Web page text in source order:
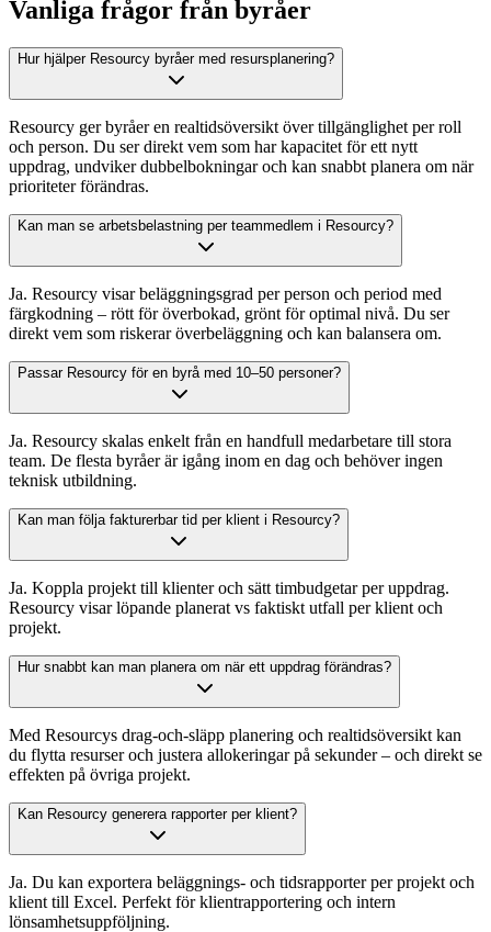
Vanliga frågor från byråer
Hur hjälper Resourcy byråer med resursplanering?
Resourcy ger byråer en realtidsöversikt över tillgänglighet per roll
och person. Du ser direkt vem som har kapacitet för ett nytt
uppdrag, undviker dubbelbokningar och kan snabbt planera om när
prioriteter förändras.
Kan man se arbetsbelastning per teammedlem i Resourcy?
Ja. Resourcy visar beläggningsgrad per person och period med
färgkodning – rött för överbokad, grönt för optimal nivå. Du ser
direkt vem som riskerar överbeläggning och kan balansera om.
Passar Resourcy för en byrå med 10–50 personer?
Ja. Resourcy skalas enkelt från en handfull medarbetare till stora
team. De flesta byråer är igång inom en dag och behöver ingen
teknisk utbildning.
Kan man följa fakturerbar tid per klient i Resourcy?
Ja. Koppla projekt till klienter och sätt timbudgetar per uppdrag.
Resourcy visar löpande planerat vs faktiskt utfall per klient och
projekt.
Hur snabbt kan man planera om när ett uppdrag förändras?
Med Resourcys drag-och-släpp planering och realtidsöversikt kan
du flytta resurser och justera allokeringar på sekunder – och direkt se
effekten på övriga projekt.
Kan Resourcy generera rapporter per klient?
Ja. Du kan exportera beläggnings- och tidsrapporter per projekt och
klient till Excel. Perfekt för klientrapportering och intern
lönsamhetsuppföljning.